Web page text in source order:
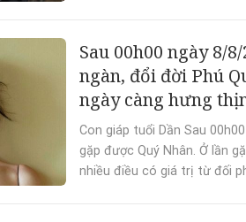
Sau 00h00 ngày 8/
ngàn, đổi đời Phú
ngày càng hưng
Con giáp tuổi Dần Sau
gặp được Quý Nhân. Ở lần
nhiều điều có giá trị từ đối